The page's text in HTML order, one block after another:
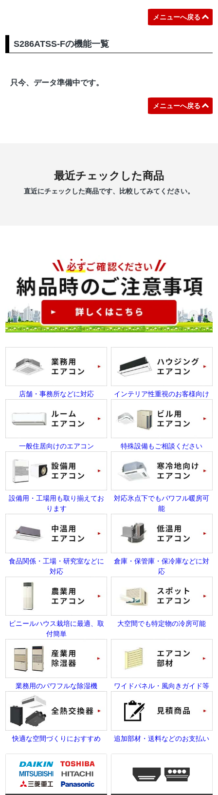
メニューへ戻る
S286ATSS-Fの機能一覧
只今、データ準備中です。
メニューへ戻る
最近チェックした商品
直近にチェックした商品です、比較してみてください。
店舗・事務所などに対応 インテリア性重視のお客様向け
一般住居向けのエアコン 特殊設備もご相談ください
設備用・工場用も取り揃えてお
ります
対応氷点下でもパワフル暖房可
能
食品関係・工場・研究室などに
対応
倉庫・保管庫・保冷庫などに対
応
ビニールハウス栽培に最適、取
付簡単
大空間でも特定物の冷房可能
業務用のパワフルな除湿機 ワイドパネル・風向きガイド等
快適な空間づくりにおすすめ 追加部材・送料などのお支払い